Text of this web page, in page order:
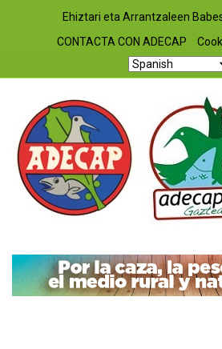
Ehiztari eta Arrantzaleen
CONTACTA CON ADECAP